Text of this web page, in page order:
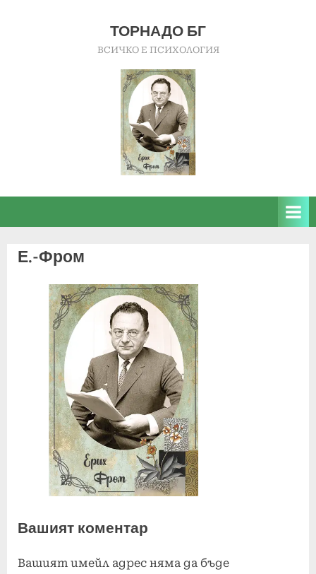
ТОРНАДО БГ
ВСИЧКО Е ПСИХОЛОГИЯ
Е.-Фром
Вашият коментар
Вашият имейл адрес няма да бъде